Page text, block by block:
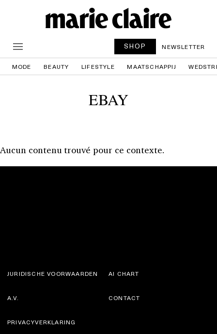
SHOP NEWSLETTER
MODE BEAUTY LIFESTYLE MAATSCHAPPIJ
EBAY
Aucun contenu trouvé pour ce contexte.
JURIDISCHE VOORWAARDEN
A.V.
AI CHART
CONTACT
PRIVACYVERKLARING